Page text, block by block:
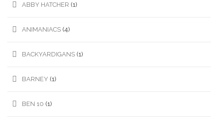
ABBY HATCHER (1)
ANIMANIACS (4)
BACKYARDIGANS (1)
BARNEY (1)
BEN 10 (1)